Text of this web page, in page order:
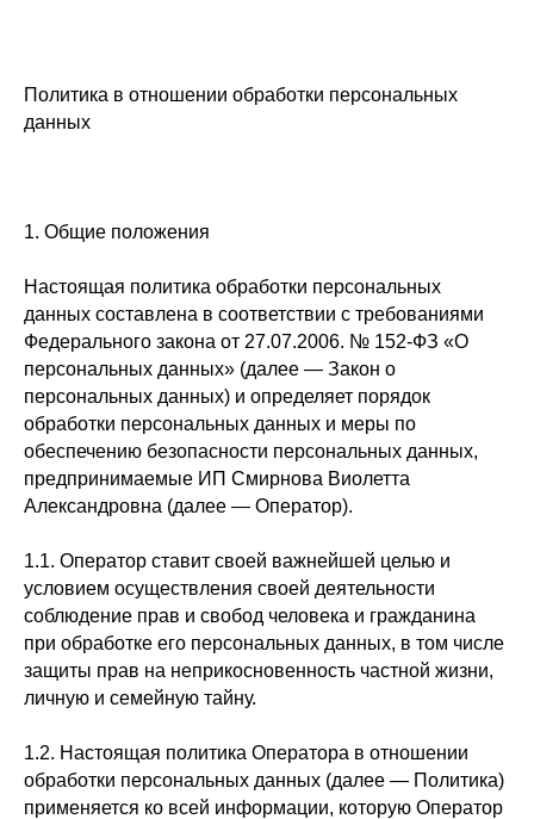
Политика в отношении обработки персональных
данных
1. Общие положения
Настоящая политика обработки персональных
данных составлена в соответствии с требованиями
Федерального закона от 27.07.2006. № 152-ФЗ «О
персональных данных» (далее — Закон о
персональных данных) и определяет порядок
обработки персональных данных и меры по
обеспечению безопасности персональных данных,
предпринимаемые ИП Смирнова Виолетта
Александровна (далее — Оператор).
1.1. Оператор ставит своей важнейшей целью и
условием осуществления своей деятельности
соблюдение прав и свобод человека и гражданина
при обработке его персональных данных, в том числе
защиты прав на неприкосновенность частной жизни,
личную и семейную тайну.
1.2. Настоящая политика Оператора в отношении
обработки персональных данных (далее — Политика)
применяется ко всей информации, которую Оператор